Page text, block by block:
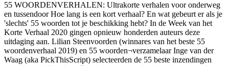
55 WOORDENVERHALEN: Ultrakorte verhalen voor onderweg
en tussendoor Hoe lang is een kort verhaal? En wat gebeurt er als je
'slechts' 55 woorden tot je beschikking hebt? In de Week van het
Korte Verhaal 2020 gingen opnieuw honderden auteurs deze
uitdaging aan. Lilian Steenvoorden (winnares van het beste 55
woordenverhaal 2019) en 55 woorden¬verzamelaar Inge van der
Waag (aka PickThisScript) selecteerden de 55 beste inzendingen